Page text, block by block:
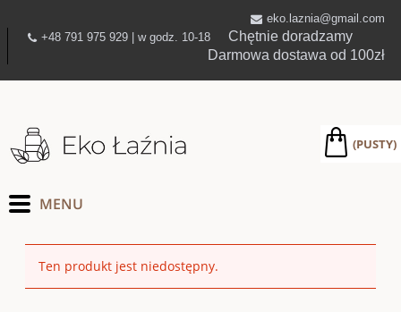
eko.laznia@gmail.com
+48 791 975 929 | w godz. 10-18 Chętnie doradzamy
Darmowa dostawa od 100zł
(PUSTY)
Ten produkt jest niedostępny.